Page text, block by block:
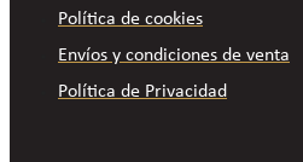
Política de cookies
Envíos y condiciones de venta
Política de Privacidad